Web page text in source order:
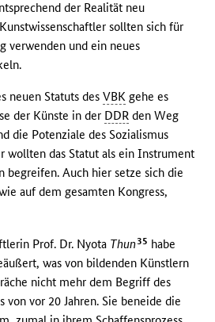
der Realität neu
sollten sich für
verwenden und ein neues
neuen Statuts desVBK gehe es
der Künste in der DDR den Weg
die Potenziale des Sozialismus
wollten das Statut als ein Instrument
begreifen. Auch hier setze sich die
auf dem gesamten Kongress,
Prof. Dr. Nyota Thun35 habe
was von bildenden Künstlern
nicht mehr dem Begriff des
von vor 20 Jahren. Sie beneide die